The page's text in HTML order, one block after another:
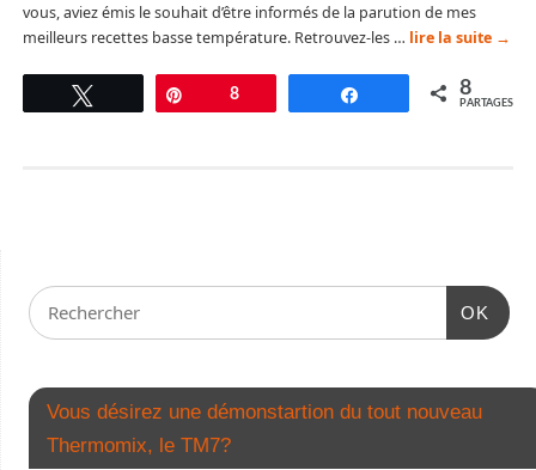
vous, aviez émis le souhait d’être informés de la parution de mes
meilleurs recettes basse température. Retrouvez-les … lire la suite →
Tweetez Épingle
8 Partagez 8
PARTAGES
OK
Vous désirez une démonstartion du tout nouveau
Thermomix, le TM7?